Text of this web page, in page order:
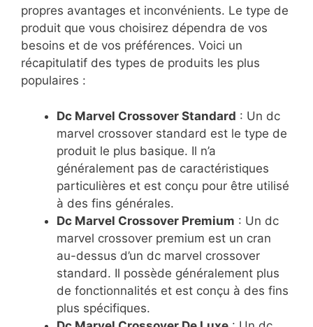
propres avantages et inconvénients. Le type de
produit que vous choisirez dépendra de vos
besoins et de vos préférences. Voici un
récapitulatif des types de produits les plus
populaires :
Dc Marvel Crossover Standard : Un dc
marvel crossover standard est le type de
produit le plus basique. Il n’a
généralement pas de caractéristiques
particulières et est conçu pour être utilisé
à des fins générales.
Dc Marvel Crossover Premium : Un dc
marvel crossover premium est un cran
au-dessus d’un dc marvel crossover
standard. Il possède généralement plus
de fonctionnalités et est conçu à des fins
plus spécifiques.